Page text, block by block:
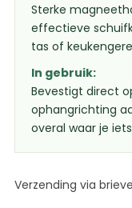
Sterke
effectieve
tas of
In gebruik:
Bevestigt direct
ophangrichting
overal waar je
Verzending via